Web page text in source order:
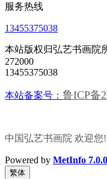
服务热线
13455375038
本站版权归弘艺书画院
272000
13455375038
本站备案号： 鲁ICP备
中国弘艺书画院 欢迎您
Powered by MetInfo 7.0.0
繁体